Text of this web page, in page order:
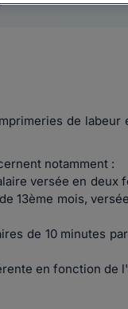
de labeur
notamment :
versée en deux
13ème mois,
de 10 minutes
en fonction de